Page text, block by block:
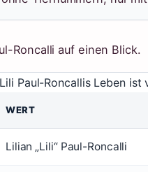
Roncalli auf einen Blick.
Paul-Roncallis Leben
WERT
Lilian „Lili“ Paul-Roncalli